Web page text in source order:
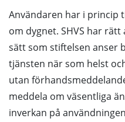
Användaren har i princip
om dygnet. SHVS har
sätt som stiftelsen anser
tjänsten när som helst
utan
meddela om väsentliga
inverkan på